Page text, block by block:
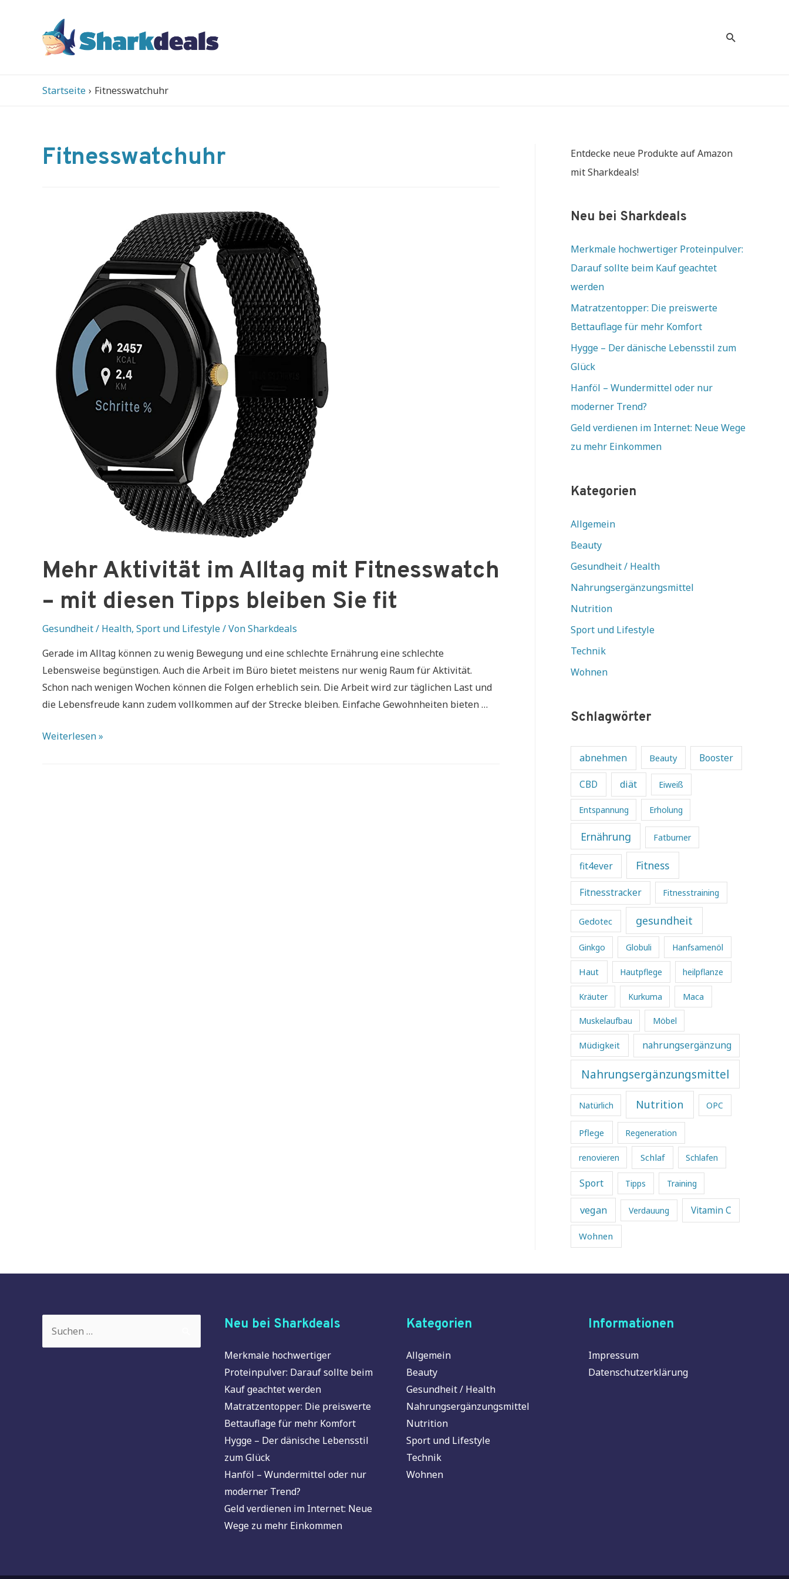
Suche
Startseite Fitnesswatchuhr
Fitnesswatchuhr
Mehr Aktivität im Alltag mit Fitnesswatch
– mit diesen Tipps bleiben Sie fit
Gesundheit / Health, Sport und Lifestyle/ VonSharkdeals
Gerade im Alltag können zu wenig Bewegung und eine schlechte Ernährung eine schlechte
Lebensweise begünstigen. Auch die Arbeit im Büro bietet meistens nur wenig Raum für Aktivität.
Schon nach wenigen Wochen können die Folgen erheblich sein. Die Arbeit wird zur täglichen Last und
die Lebensfreude kann zudem vollkommen auf der Strecke bleiben. Einfache Gewohnheiten bieten …
Mehr
Weiterlesen »
Entdecke neue Produkte auf Amazon
mit Sharkdeals!
Neu bei Sharkdeals
Merkmale hochwertiger Proteinpulver:
Darauf sollte beim Kauf geachtet
werden
Matratzentopper: Die preiswerte
Bettauflage für mehr Komfort
Hygge – Der dänische Lebensstil zum
Glück
Hanföl – Wundermittel oder nur
moderner Trend?
Geld verdienen im Internet: Neue Wege
zu mehr Einkommen
Kategorien
Allgemein
Beauty
Gesundheit / Health
Nahrungsergänzungsmittel
Nutrition
Sport und Lifestyle
Technik
Wohnen
Schlagwörter
abnehmen Beauty Booster
CBD diät Eiweiß
Entspannung Erholung
Ernährung Fatburner
fit4ever Fitness
Fitnesstracker Fitnesstraining
Gedotec gesundheit
Ginkgo Globuli Hanfsamenöl
Haut Hautpflege heilpflanze
Kräuter Kurkuma Maca
Muskelaufbau Möbel
Müdigkeit nahrungsergänzung
Nahrungsergänzungsmittel
Natürlich Nutrition OPC
Pflege Regeneration
renovieren Schlaf Schlafen
Sport Tipps Training
vegan Verdauung Vitamin C
Wohnen
Neu bei Sharkdeals
Merkmale hochwertiger
Proteinpulver: Darauf sollte beim
Kauf geachtet werden
Matratzentopper: Die preiswerte
Bettauflage für mehr Komfort
Hygge – Der dänische Lebensstil
zum Glück
Hanföl – Wundermittel oder nur
moderner Trend?
Geld verdienen im Internet: Neue
Wege zu mehr Einkommen
Kategorien
Allgemein
Beauty
Gesundheit / Health
Nahrungsergänzungsmittel
Nutrition
Sport und Lifestyle
Technik
Wohnen
Informationen
Impressum
Datenschutzerklärung